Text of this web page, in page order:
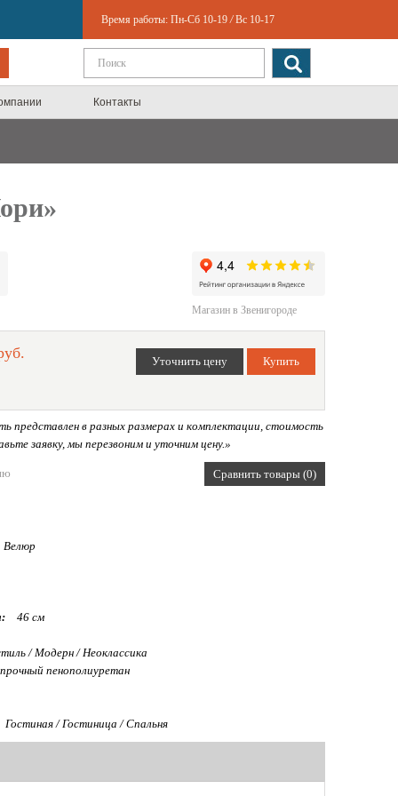
Время работы: Пн-Сб 10-19 / Вс 10-17
Контакты
Магазин в Звенигороде
в разных размерах и комплектации, стоимость
заявку, мы перезвоним и уточним цену.»
Сравнить товары (0)
Велюр
46 см
/ Модерн / Неоклассика
пенополиуретан
Гостиная / Гостиница / Спальня